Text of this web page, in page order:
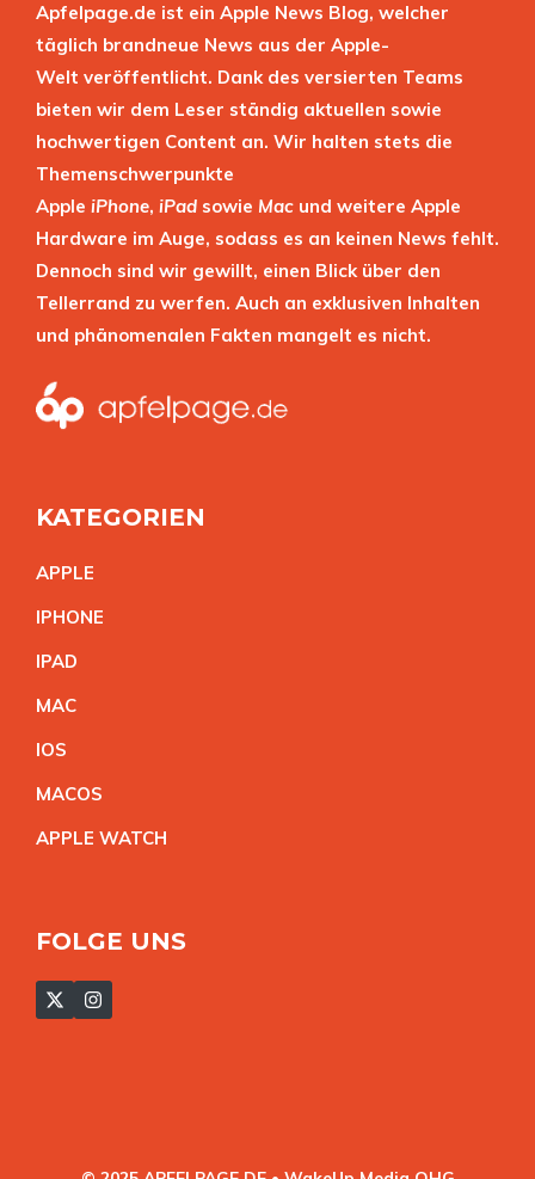
Apfelpage.de ist ein Apple News Blog, welcher
täglich brandneue News aus der Apple-
Welt veröffentlicht. Dank des versierten Teams
bieten wir dem Leser ständig aktuellen sowie
hochwertigen Content an. Wir halten stets die
Themenschwerpunkte
Apple iPhone, iPad sowie Mac und weitere Apple
Hardware im Auge, sodass es an keinen News fehlt.
Dennoch sind wir gewillt, einen Blick über den
Tellerrand zu werfen. Auch an exklusiven Inhalten
und phänomenalen Fakten mangelt es nicht.
KATEGORIEN
APPLE
IPHONE
IPAD
MAC
IOS
MACOS
APPLE WATCH
FOLGE UNS